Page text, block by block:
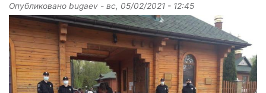
Опубликовано bugaev - вс, 05/02/2021 - 12:45